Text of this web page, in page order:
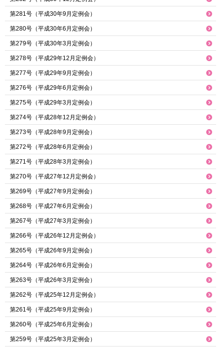
第281号（平成30年9月定例会）
第280号（平成30年6月定例会）
第279号（平成30年3月定例会）
第278号（平成29年12月定例会）
第277号（平成29年9月定例会）
第276号（平成29年6月定例会）
第275号（平成29年3月定例会）
第274号（平成28年12月定例会）
第273号（平成28年9月定例会）
第272号（平成28年6月定例会）
第271号（平成28年3月定例会）
第270号（平成27年12月定例会）
第269号（平成27年9月定例会）
第268号（平成27年6月定例会）
第267号（平成27年3月定例会）
第266号（平成26年12月定例会）
第265号（平成26年9月定例会）
第264号（平成26年6月定例会）
第263号（平成26年3月定例会）
第262号（平成25年12月定例会）
第261号（平成25年9月定例会）
第260号（平成25年6月定例会）
第259号（平成25年3月定例会）